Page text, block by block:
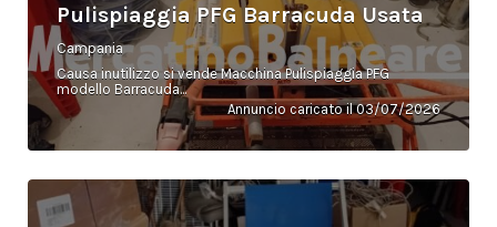
Pulispiaggia PFG Barracuda Usata
Campania
Causa inutilizzo si vende Macchina Pulispiaggia PFG
modello Barracuda...
Annuncio caricato il 03/07/2026